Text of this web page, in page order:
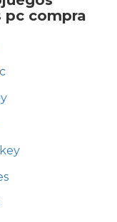
pc compra